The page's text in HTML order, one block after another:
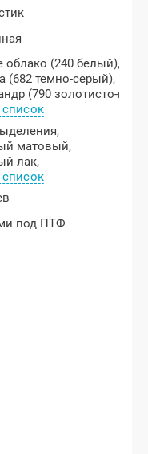
облако (240 белый),
(682 темно-серый),
(790 золотисто-
,
матовый,
лак,
под ПТФ